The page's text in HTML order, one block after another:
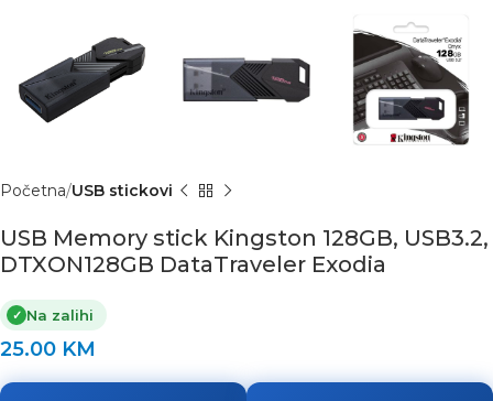
Početna USB stickovi
USB Memory stick Kingston 128GB, USB3.2,
DTXON128GB DataTraveler Exodia
✓ Na zalihi
25.00 KM